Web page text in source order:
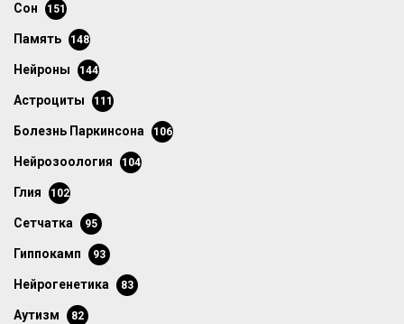
сон 151
память 148
нейроны 144
астроциты 111
болезнь Паркинсона 106
нейрозоология 104
глия 102
сетчатка 95
гиппокамп 93
нейрогенетика 83
аутизм 82